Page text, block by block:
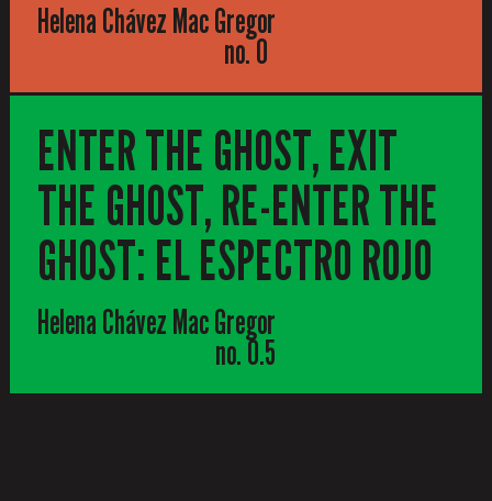
Helena Chávez Mac Gregor
no. 0
ENTER THE GHOST, EXIT
THE GHOST, RE-ENTER THE
GHOST: EL ESPECTRO ROJO
Helena Chávez Mac Gregor
no. 0.5